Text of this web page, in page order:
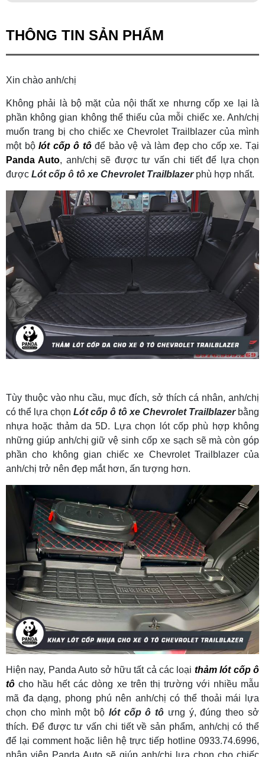
THÔNG TIN SẢN PHẨM
Xin chào anh/chị
Không phải là bộ mặt của nội thất xe nhưng cốp xe lại là
phần không gian không thể thiếu của mỗi chiếc xe. Anh/chị
muốn trang bị cho chiếc xe Chevrolet Trailblazer của mình
một bộlót cốp ô tôđể bảo vệ và làm đẹp cho cốp xe. Tại
Panda Auto, anh/chị sẽ được tư vấn chi tiết để lựa chọn
được Lót cốp ô tô xe Chevrolet Trailblazer phù hợp nhất.
Tùy thuộc vào nhu cầu, mục đích, sở thích cá nhân, anh/chị
có thể lựa chọn Lót cốp ô tô xe Chevrolet Trailblazerbằng
nhựa hoặc thảm da 5D. Lựa chọn lót cốp phù hợp không
những giúp anh/chị giữ vệ sinh cốp xe sạch sẽ mà còn góp
phần cho không gian chiếc xe Chevrolet Trailblazer của
anh/chị trở nên đẹp mắt hơn, ấn tượng hơn.
Hiện nay, Panda Auto sở hữu tất cả các loại thảm lót cốp ô
tô cho hầu hết các dòng xe trên thị trường với nhiều mẫu
mã đa dạng, phong phú nên anh/chị có thể thoải mái lựa
chọn cho mình một bộ lót cốp ô tô ưng ý, đúng theo sở
thích. Để được tư vấn chi tiết về sản phẩm, anh/chị có thể
để lại comment hoặc liên hệ trực tiếp hotline 0933.74.6996,
nhân viên Panda Auto sẽ giúp anh/chị lựa chọn cho chiếc